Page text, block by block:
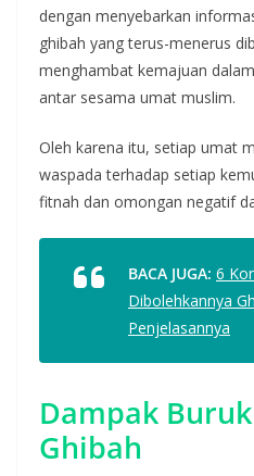
dengan menyebarkan
ghibah yang terus-menerus
menghambat kemajuan
antar sesama umat muslim.
Oleh karena itu, setiap umat
waspada terhadap setiap
fitnah dan omongan negatif
BACA JUGA: 6
Dibolehkannya
Penjelasannya
Dampak
Ghibah